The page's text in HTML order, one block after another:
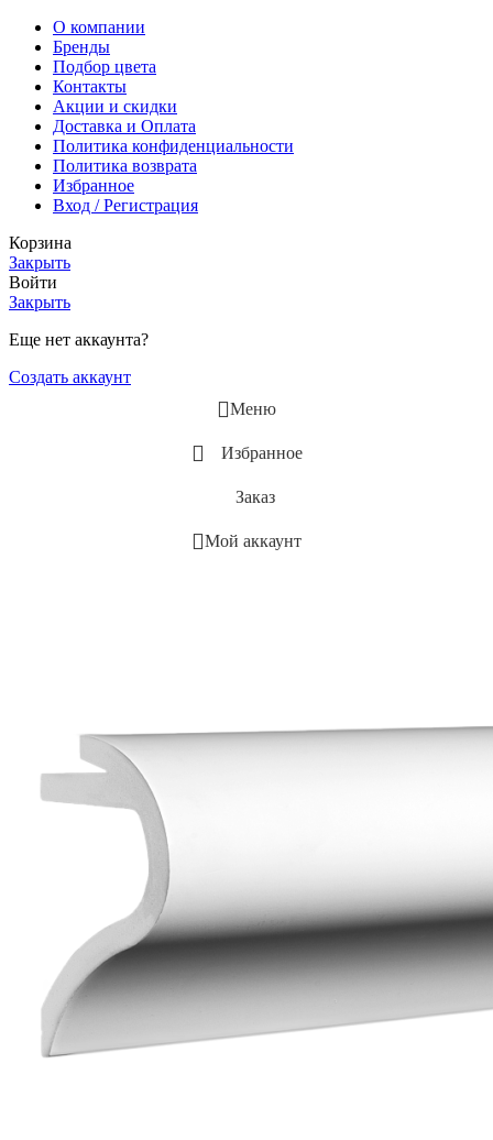
О компании
Бренды
Подбор цвета
Контакты
Акции и скидки
Доставка и Оплата
Политика конфиденциальности
Политика возврата
Избранное
Вход / Регистрация
Корзина
Закрыть
Войти
Закрыть
Еще нет аккаунта?
Создать аккаунт
Меню
Избранное
Заказ
Мой аккаунт